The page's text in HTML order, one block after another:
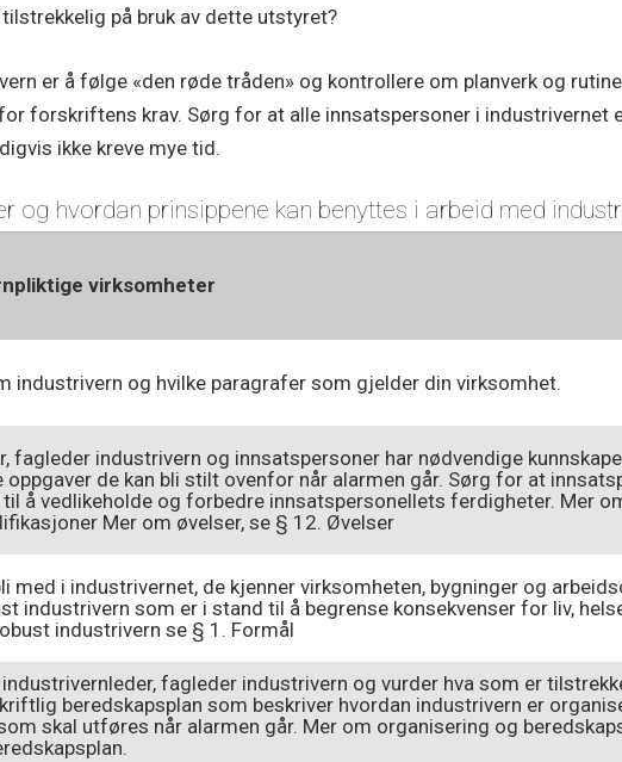
på bruk av dette utstyret?
er å følge «den røde tråden» og kontrollere om planverk og
forskriftens krav. Sørg for at alle innsatspersoner i industrivernet
ikke kreve mye tid.
hvordan prinsippene kan benyttes i arbeid med
virksomheter
industrivern og hvilke paragrafer som gjelder din virksomhet.
fagleder industrivern og innsatspersoner har nødvendige
de kan bli stilt ovenfor når alarmen går. Sørg for at
å vedlikeholde og forbedre innsatspersonellets ferdigheter. Mer
Mer om øvelser, se § 12. Øvelser
med i industrivernet, de kjenner virksomheten, bygninger og
industrivern som er i stand til å begrense konsekvenser for liv,
industrivern se § 1. Formål
fagleder industrivern og vurder hva som er
beredskapsplan som beskriver hvordan industrivern er
skal utføres når alarmen går. Mer om organisering og